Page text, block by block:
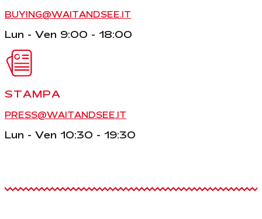
BUYING@WAITANDSEE.IT
Lun - Ven 9:00 - 18:00
STAMPA
PRESS@WAITANDSEE.IT
Lun - Ven 10:30 - 19:30